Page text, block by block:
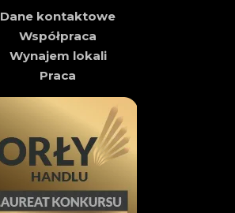
Dane kontaktowe
Współpraca
Wynajem lokali
Praca